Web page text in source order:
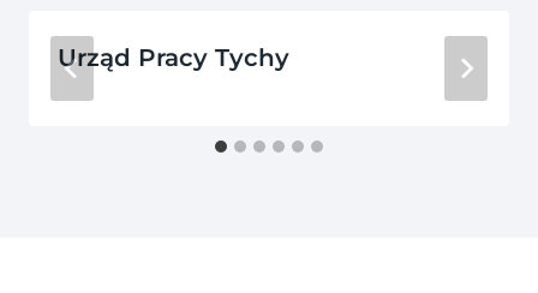
Urząd Pracy Tychy